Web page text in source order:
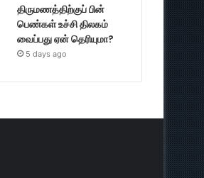
திருமணத்திற்குப் பின்
பெண்கள் உச்சி திலகம்
வைப்பது ஏன் தெரியுமா?
5 days ago